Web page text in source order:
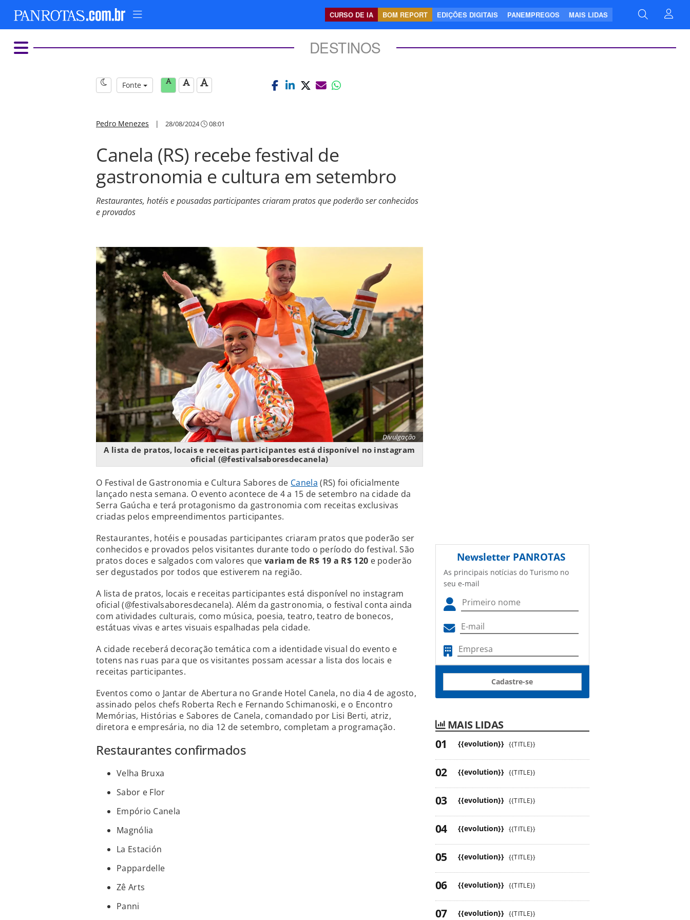
CURSO DE IA BOM REPORT EDIÇÕES DIGITAIS PANEMPREGOS MAIS LIDAS
DESTINOS
Fonte
Pedro Menezes | 28/08/2024 08:01
Canela (RS) recebe festival de
gastronomia e cultura em setembro
Restaurantes, hotéis e pousadas participantes criaram pratos que poderão ser conhecidos
e provados
Divulgação
A lista de pratos, locais e receitas participantes está disponível no instagram
oficial (@festivalsaboresdecanela)
O Festival de Gastronomia e Cultura Sabores de Canela (RS) foi oficialmente
lançado nesta semana. O evento acontece de 4 a 15 de setembro na cidade da
Serra Gaúcha e terá protagonismo da gastronomia com receitas exclusivas
criadas pelos empreendimentos participantes.
Restaurantes, hotéis e pousadas participantes criaram pratos que poderão ser
conhecidos e provados pelos visitantes durante todo o período do festival. São
pratos doces e salgados com valores que variam de R$ 19 a R$ 120 e poderão
ser degustados por todos que estiverem na região.
A lista de pratos, locais e receitas participantes está disponível no instagram
oficial (@festivalsaboresdecanela). Além da gastronomia, o festival conta ainda
com atividades culturais, como música, poesia, teatro, teatro de bonecos,
estátuas vivas e artes visuais espalhadas pela cidade.
A cidade receberá decoração temática com a identidade visual do evento e
totens nas ruas para que os visitantes possam acessar a lista dos locais e
receitas participantes.
Eventos como o Jantar de Abertura no Grande Hotel Canela, no dia 4 de agosto,
assinado pelos chefs Roberta Rech e Fernando Schimanoski, e o Encontro
Memórias, Histórias e Sabores de Canela, comandado por Lisi Berti, atriz,
diretora e empresária, no dia 12 de setembro, completam a programação.
Restaurantes confirmados
Velha Bruxa
Sabor e Flor
Empório Canela
Magnólia
La Estación
Pappardelle
Zê Arts
Panni
Newsletter PANROTAS
As principais notícias do Turismo no
seu e-mail
Cadastre-se
MAIS LIDAS
{{evolution}} {{TITLE}}
{{evolution}} {{TITLE}}
{{evolution}} {{TITLE}}
{{evolution}} {{TITLE}}
{{evolution}} {{TITLE}}
{{evolution}} {{TITLE}}
{{evolution}} {{TITLE}}